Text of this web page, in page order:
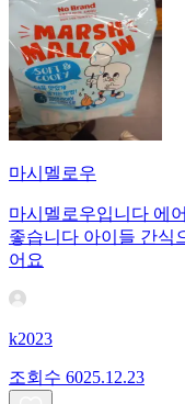
마시멜로우
마시멜로우입니다 에
좋습니다 아이들 간식
어요
k2023
조회수 6025.12.23